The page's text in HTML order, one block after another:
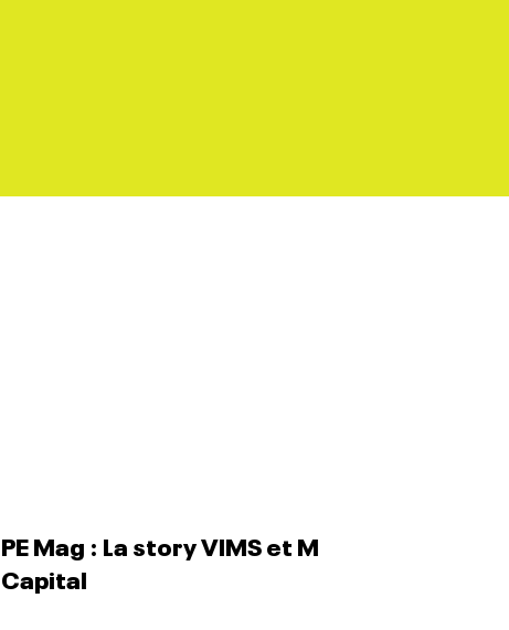
PE Mag : La story VIMS et M
Capital